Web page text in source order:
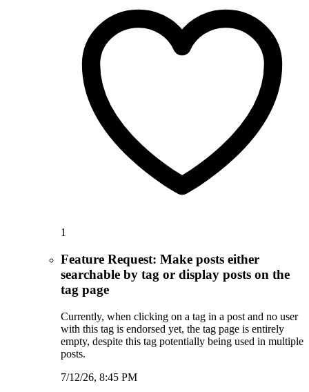
1
Feature Request: Make posts either
searchable by tag or display posts on the
tag page
Currently, when clicking on a tag in a post and no user
with this tag is endorsed yet, the tag page is entirely
empty, despite this tag potentially being used in multiple
posts.
7/12/26, 8:45 PM